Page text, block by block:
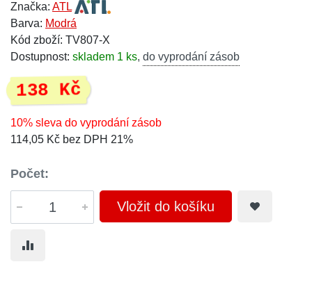
Značka: ATL
Barva: Modrá
Kód zboží: TV807-X
Dostupnost: skladem 1 ks, do vyprodání zásob
138 Kč
10% sleva do vyprodání zásob
114,05 Kč bez DPH 21%
Počet:
Vložit do košíku